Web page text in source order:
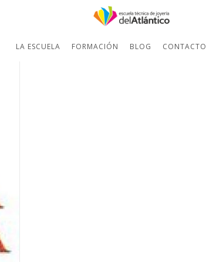
LA ESCUELA FORMACIÓN BLOG CONTACTO